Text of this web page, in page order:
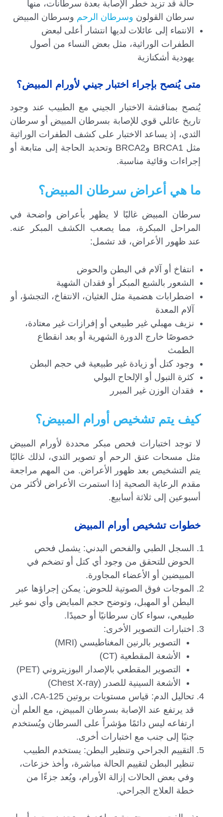
حالة قد تزيد خطر الإصابة بعدة سرطانات، منها
سرطان القولون وسرطان الرحم وسرطان المبيض
الانتماء إلى عائلات لديها انتشار أعلى لبعض
الطفرات الوراثية، مثل بعض النساء من أصول
يهودية أشكنازية
متى يُنصح بإجراء اختبار جيني لأورام المبيض؟
يُنصح بمناقشة الاختبار الجيني مع الطبيب عند وجود
تاريخ عائلي قوي للإصابة بسرطان المبيض أو سرطان
الثدي، إذ يساعد الاختبار على كشف الطفرات الوراثية
مثل BRCA1 وBRCA2 وتحديد الحاجة إلى متابعة أو
إجراءات وقائية مناسبة.
ما هي أعراض سرطان المبيض؟
سرطان المبيض غالبًا لا يظهر بأعراض واضحة في
المراحل المبكرة، مما يصعب الكشف المبكر عنه.
عند ظهور الأعراض، قد تشمل:
انتفاخ أو آلام في البطن والحوض
الشعور بالشبع المبكر أو فقدان الشهية
اضطرابات هضمية مثل الغثيان، الانتفاخ، التجشؤ، أو
آلام المعدة
نزيف مهبلي غير طبيعي أو إفرازات غير معتادة،
خصوصًا خارج الدورة الشهرية أو بعد انقطاع
الطمث
وجود كتل أو زيادة غير طبيعية في حجم البطن
كثرة التبول أو الإلحاح البولي
فقدان الوزن غير المبرر
كيف يتم تشخيص أورام المبيض؟
لا توجد اختبارات فحص مبكر محددة لأورام المبيض
مثل مسحات عنق الرحم أو تصوير الثدي، لذلك غالبًا
يتم التشخيص بعد ظهور الأعراض. من المهم مراجعة
مقدم الرعاية الصحية إذا استمرت الأعراض لأكثر من
أسبوعين إلى ثلاثة أسابيع.
خطوات تشخيص أورام المبيض
السجل الطبي والفحص البدني: يشمل فحص
الحوض للتحقق من وجود أي كتل أو تضخم في
المبيضين أو الأعضاء المجاورة.
الموجات فوق الصوتية للحوض: يمكن إجراؤها عبر
البطن أو المهبل، وتوضح حجم المبايض وأي نمو غير
طبيعي، سواء كان سرطانيًا أو حميدًا.
اختبارات التصوير الأخرى:
التصوير بالرنين المغناطيسي (MRI)
الأشعة المقطعية (CT)
التصوير المقطعي بالإصدار البوزيتروني (PET)
الأشعة السينية للصدر (Chest X-ray)
تحاليل الدم: قياس مستويات بروتين CA-125، الذي
قد يرتفع عند الإصابة بسرطان المبيض، مع العلم أن
ارتفاعه ليس دائمًا مؤشراً على السرطان ويُستخدم
جنبًا إلى جنب مع اختبارات أخرى.
التقييم الجراحي وتنظير البطن: يستخدم الطبيب
تنظير البطن لتقييم الحالة مباشرة، وأخذ خزعات،
وفي بعض الحالات إزالة الأورام، ويُعد جزءًا من
خطة العلاج الجراحي.